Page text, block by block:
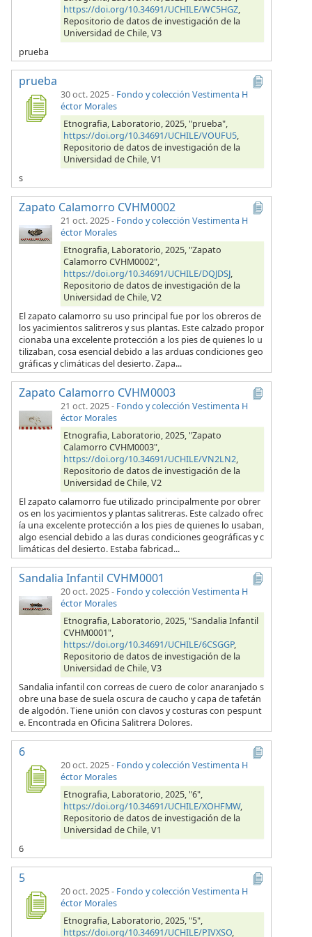
https://doi.org/10.34691/UCHILE/WC5HGZ,
Repositorio de datos de investigación de la
Universidad de Chile, V3
prueba
prueba
30 oct. 2025- Fondo y colección Vestimenta H
éctor Morales
Etnografia, Laboratorio, 2025, "prueba",
https://doi.org/10.34691/UCHILE/VOUFU5,
Repositorio de datos de investigación de la
Universidad de Chile, V1
s
Zapato Calamorro CVHM0002
21 oct. 2025- Fondo y colección Vestimenta H
éctor Morales
Etnografia, Laboratorio, 2025, "Zapato
Calamorro CVHM0002",
https://doi.org/10.34691/UCHILE/DQJDSJ,
Repositorio de datos de investigación de la
Universidad de Chile, V2
El zapato calamorro su uso principal fue por los obreros de
los yacimientos salitreros y sus plantas. Este calzado propor
cionaba una excelente protección a los pies de quienes lo u
tilizaban, cosa esencial debido a las arduas condiciones geo
gráficas y climáticas del desierto. Zapa...
Zapato Calamorro CVHM0003
21 oct. 2025- Fondo y colección Vestimenta H
éctor Morales
Etnografia, Laboratorio, 2025, "Zapato
Calamorro CVHM0003",
https://doi.org/10.34691/UCHILE/VN2LN2,
Repositorio de datos de investigación de la
Universidad de Chile, V2
El zapato calamorro fue utilizado principalmente por obrer
os en los yacimientos y plantas salitreras. Este calzado ofrec
ía una excelente protección a los pies de quienes lo usaban,
algo esencial debido a las duras condiciones geográficas y c
limáticas del desierto. Estaba fabricad...
Sandalia Infantil CVHM0001
20 oct. 2025- Fondo y colección Vestimenta H
éctor Morales
Etnografia, Laboratorio, 2025, "Sandalia Infantil
CVHM0001",
https://doi.org/10.34691/UCHILE/6CSGGP,
Repositorio de datos de investigación de la
Universidad de Chile, V3
Sandalia infantil con correas de cuero de color anaranjado s
obre una base de suela oscura de caucho y capa de tafetán
de algodón. Tiene unión con clavos y costuras con pespunt
e. Encontrada en Oficina Salitrera Dolores.
6
20 oct. 2025- Fondo y colección Vestimenta H
éctor Morales
Etnografia, Laboratorio, 2025, "6",
https://doi.org/10.34691/UCHILE/XOHFMW,
Repositorio de datos de investigación de la
Universidad de Chile, V1
6
5
20 oct. 2025- Fondo y colección Vestimenta H
éctor Morales
Etnografia, Laboratorio, 2025, "5",
https://doi.org/10.34691/UCHILE/PIVXSO,